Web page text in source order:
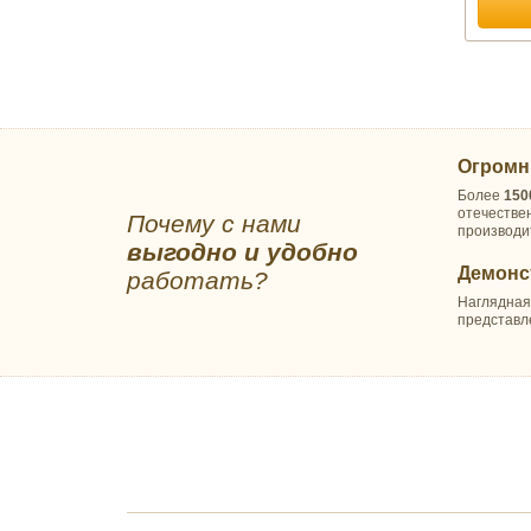
ОДЕЯЛА КАМВОЛЬНЫЕ
ПОДУШКИ ПРЕМИУМ
ПОДУШКИ КОМФОРТ
Бамбуковое волокно
ПОДУШКИ
Почему с нами
выгодно и удобно
работать?
Более